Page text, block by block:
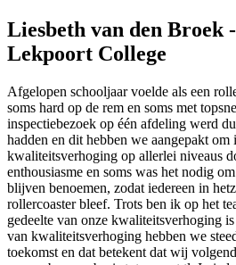
Liesbeth van den Broek
Lekpoort College
Afgelopen schooljaar voelde als een
soms hard op de rem en soms met
inspectiebezoek op één afdeling werd
hadden en dit hebben we aangepakt om
kwaliteitsverhoging op allerlei niveaus
enthousiasme en soms was het nodig om
blijven benoemen, zodat iedereen in
rollercoaster bleef. Trots ben ik op het
gedeelte van onze kwaliteitsverhoging
van kwaliteitsverhoging hebben we
toekomst en dat betekent dat wij